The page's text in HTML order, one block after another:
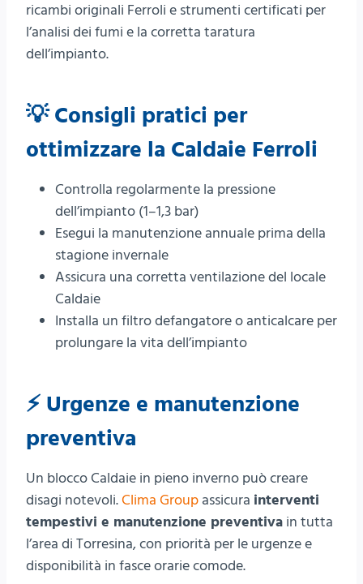
ricambi originali Ferroli e strumenti certificati per
l’analisi dei fumi e la corretta taratura
dell’impianto.
💡 Consigli pratici per
ottimizzare la Caldaie Ferroli
Controlla regolarmente la pressione
dell’impianto (1–1,3 bar)
Esegui la manutenzione annuale prima della
stagione invernale
Assicura una corretta ventilazione del locale
Caldaie
Installa un filtro defangatore o anticalcare per
prolungare la vita dell’impianto
⚡ Urgenze e manutenzione
preventiva
Un blocco Caldaie in pieno inverno può creare
disagi notevoli.Clima Group assicura interventi
tempestivi e manutenzione preventiva in tutta
l’area di Torresina, con priorità per le urgenze e
disponibilità in fasce orarie comode.